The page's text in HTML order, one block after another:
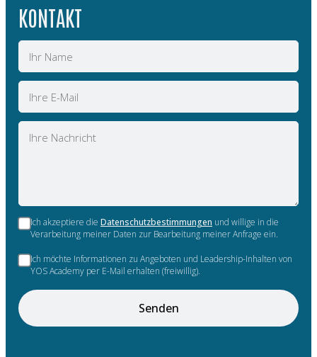
KONTAKT
Name
E-
Mail
Nachricht
Ich akzeptiere die Datenschutzbestimmungen und willige in die
Verarbeitung meiner Daten zur Bearbeitung meiner Anfrage ein.
Ich möchte Informationen zu Angeboten und Leadership-Inhalten von
YOS Academy per E-Mail erhalten (freiwillig).
Senden